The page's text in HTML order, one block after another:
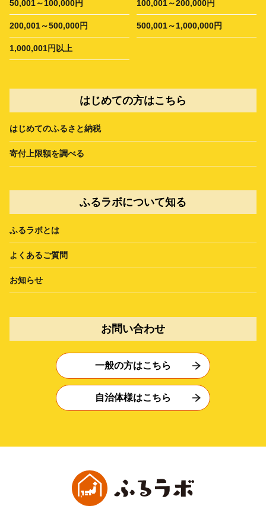
50,001～100,000円 100,001～200,000円
200,001～500,000円 500,001～1,000,000円
1,000,001円以上
はじめての方はこちら
はじめてのふるさと納税
寄付上限額を調べる
ふるラボについて知る
ふるラボとは
よくあるご質問
お知らせ
お問い合わせ
一般の方はこちら
自治体様はこちら